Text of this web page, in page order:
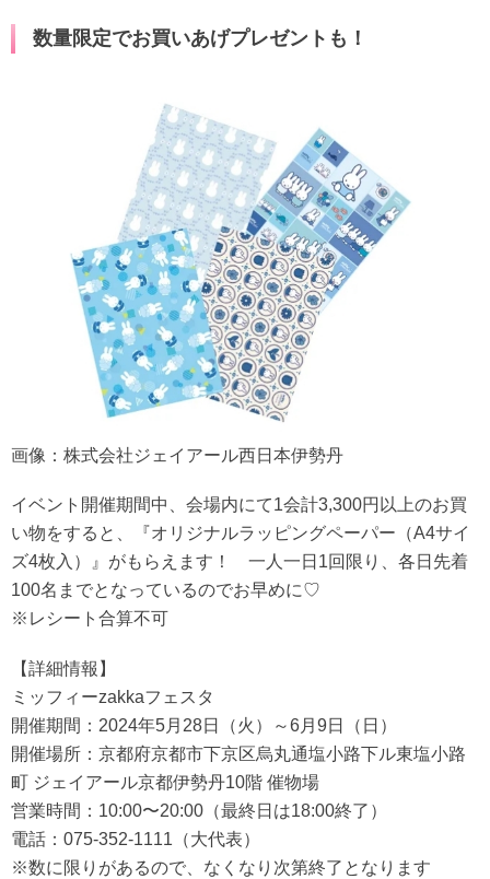
数量限定でお買いあげプレゼントも！
画像：株式会社ジェイアール西日本伊勢丹
イベント開催期間中、会場内にて1会計3,300円以上のお買
い物をすると、『オリジナルラッピングペーパー（A4サイ
ズ4枚入）』がもらえます！ 一人一日1回限り、各日先着
100名までとなっているのでお早めに♡
※レシート合算不可
【詳細情報】
ミッフィーzakkaフェスタ
開催期間：2024年5月28日（火）～6月9日（日）
開催場所：京都府京都市下京区烏丸通塩小路下ル東塩小路
町 ジェイアール京都伊勢丹10階 催物場
営業時間：10:00〜20:00（最終日は18:00終了）
電話：075-352-1111（大代表）
※数に限りがあるので、なくなり次第終了となります